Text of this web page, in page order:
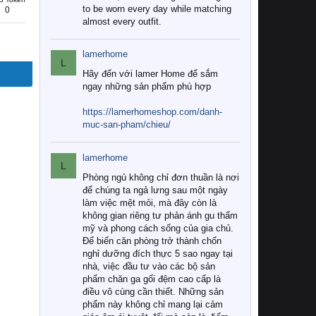
0
to be worn every day while matching
almost every outfit.
L
lamerhome
Hãy đến với lamer Home để sắm
ngay những sản phẩm phù hợp
https://lamerhomeshop.com/danh-
muc-san-pham/chieu/
L
lamerhome
Phòng ngủ không chỉ đơn thuần là nơi
để chúng ta ngả lưng sau một ngày
làm việc mệt mỏi, mà đây còn là
không gian riêng tư phản ánh gu thẩm
mỹ và phong cách sống của gia chủ.
Để biến căn phòng trở thành chốn
nghỉ dưỡng đích thực 5 sao ngay tại
nhà, việc đầu tư vào các bộ sản
phẩm chăn ga gối đệm cao cấp là
điều vô cùng cần thiết. Những sản
phẩm này không chỉ mang lại cảm